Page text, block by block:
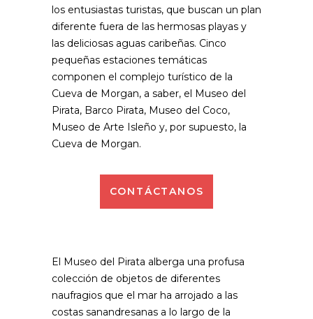
los entusiastas turistas, que buscan un plan
diferente fuera de las hermosas playas y
las deliciosas aguas caribeñas. Cinco
pequeñas estaciones temáticas
componen el complejo turístico de la
Cueva de Morgan, a saber, el Museo del
Pirata, Barco Pirata, Museo del Coco,
Museo de Arte Isleño y, por supuesto, la
Cueva de Morgan.
CONTÁCTANOS
El Museo del Pirata alberga una profusa
colección de objetos de diferentes
naufragios que el mar ha arrojado a las
costas sanandresanas a lo largo de la